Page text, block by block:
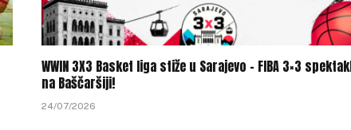
WWIN 3X3 Basket liga stiže u Sarajevo – FIBA 3×3
na Baščaršiji!
24/07/2026